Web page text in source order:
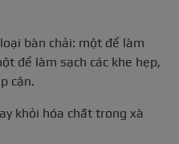
bàn chải: một để làm
để làm sạch các khe hẹp,
cận.
khỏi hóa chất trong xà